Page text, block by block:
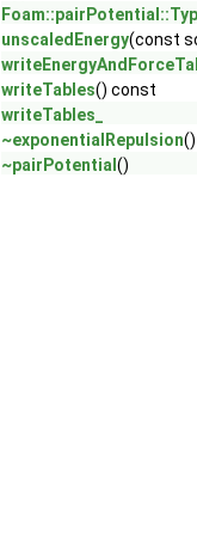
unscaledEnergy(const
writeTables() const
writeTables_
~exponentialRepulsion()
~pairPotential ()